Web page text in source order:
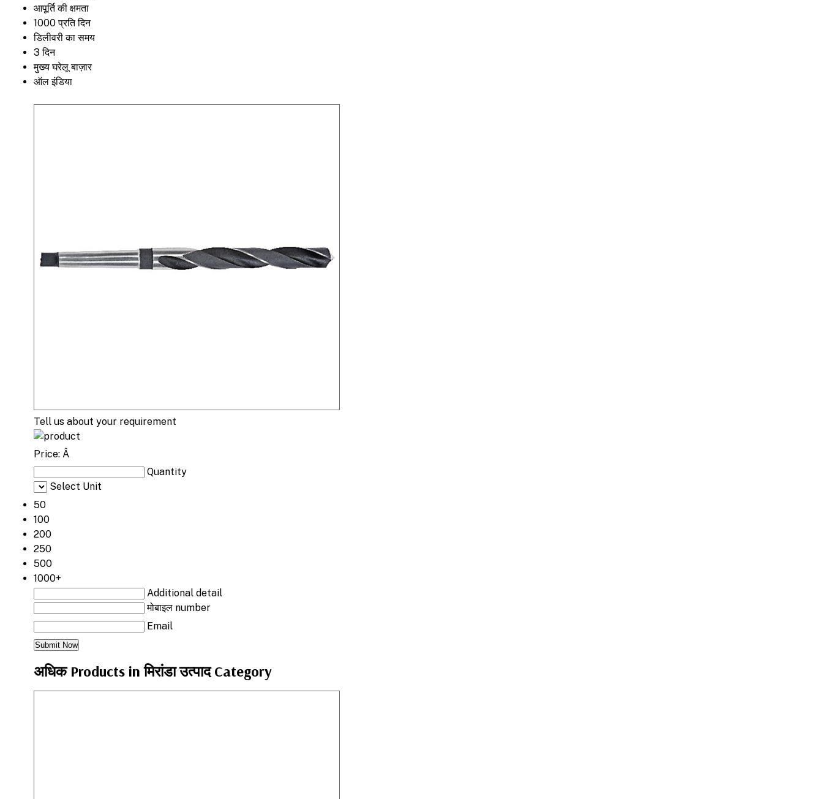
आपूर्ति की क्षमता
1000 प्रति दिन
डिलीवरी का समय
3 दिन
मुख्य घरेलू बाज़ार
ऑल इंडिया
Tell us about your requirement
Price: Â
Quantity
Select Unit
50
100
200
250
500
1000+
Additional detail
मोबाइल number
Email
अधिक Products in मिरांडा उत्पाद Category